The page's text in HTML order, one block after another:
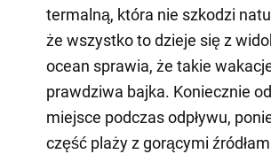
termalną, która nie szkodzi
że wszystko to dzieje się z
ocean sprawia, że takie
prawdziwa bajka. Koniecznie
miejsce podczas odpływu,
część plaży z gorącymi